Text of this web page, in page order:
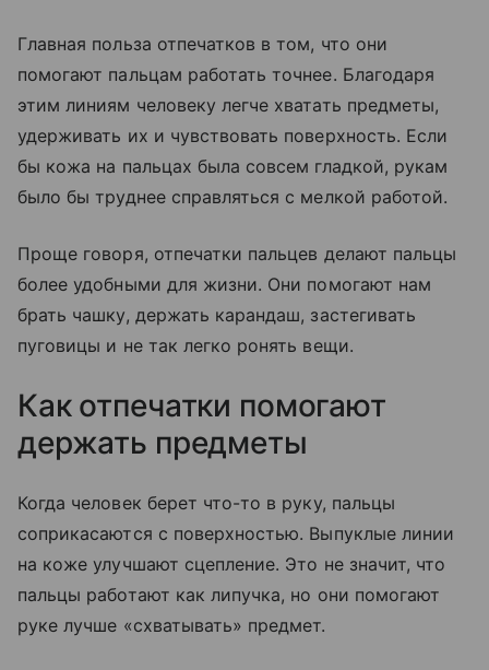
Главная польза отпечатков в том, что они
помогают пальцам работать точнее. Благодаря
этим линиям человеку легче хватать предметы,
удерживать их и чувствовать поверхность. Если
бы кожа на пальцах была совсем гладкой, рукам
было бы труднее справляться с мелкой работой.
Проще говоря, отпечатки пальцев делают пальцы
более удобными для жизни. Они помогают нам
брать чашку, держать карандаш, застегивать
пуговицы и не так легко ронять вещи.
Как отпечатки помогают
держать предметы
Когда человек берет что-то в руку, пальцы
соприкасаются с поверхностью. Выпуклые линии
на коже улучшают сцепление. Это не значит, что
пальцы работают как липучка, но они помогают
руке лучше «схватывать» предмет.